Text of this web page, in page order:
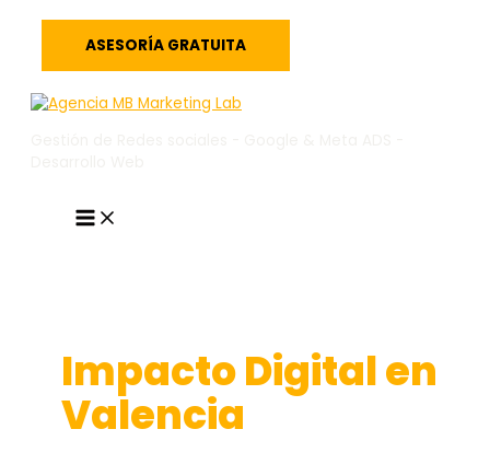
ASESORÍA GRATUITA
MAIN
MENU
Impacto Digital en
Valencia